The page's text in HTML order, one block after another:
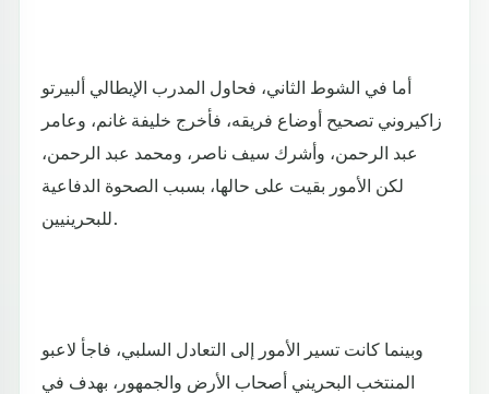
أما في الشوط الثاني، فحاول المدرب الإيطالي ألبيرتو
زاكيروني تصحيح أوضاع فريقه، فأخرج خليفة غانم، وعامر
عبد الرحمن، وأشرك سيف ناصر، ومحمد عبد الرحمن،
لكن الأمور بقيت على حالها، بسبب الصحوة الدفاعية
للبحرينيين.
وبينما كانت تسير الأمور إلى التعادل السلبي، فاجأ لاعبو
المنتخب البحريني أصحاب الأرض والجمهور، بهدف في